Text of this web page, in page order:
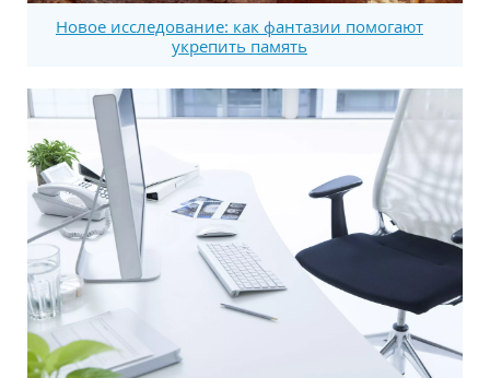
Новое исследование: как фантазии помогают
укрепить память